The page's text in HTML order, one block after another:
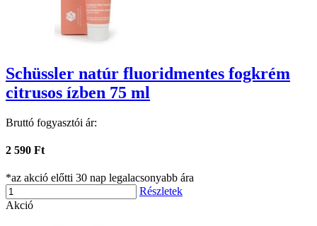
Schüssler natúr fluoridmentes fogkrém
citrusos ízben 75 ml
Bruttó fogyasztói ár:
2 590 Ft
*az akció előtti 30 nap legalacsonyabb ára
Részletek
Akció